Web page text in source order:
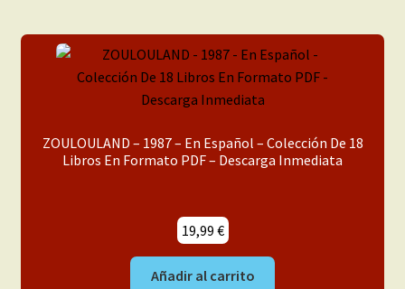
ZOULOULAND – 1987 – En Español – Colección De 18
Libros En Formato PDF – Descarga Inmediata
19,99 €
Añadir al carrito